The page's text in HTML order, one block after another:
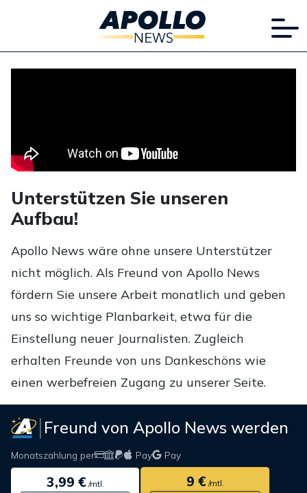
Unterstützen Sie unseren
Aufbau!
Apollo News wäre ohne unsere Unterstützer
nicht möglich. Als Freund von Apollo News
fördern Sie unsere Arbeit monatlich und geben
uns so wichtige Planbarkeit, etwa für die
Einstellung neuer Journalisten. Zugleich
erhalten Freunde von uns Dankeschöns wie
einen werbefreien Zugang zu unserer Seite.
Freund von Apollo News werden
Monatszahlung per Pay Pay
3,99 €/mtl. 9 €/mtl.